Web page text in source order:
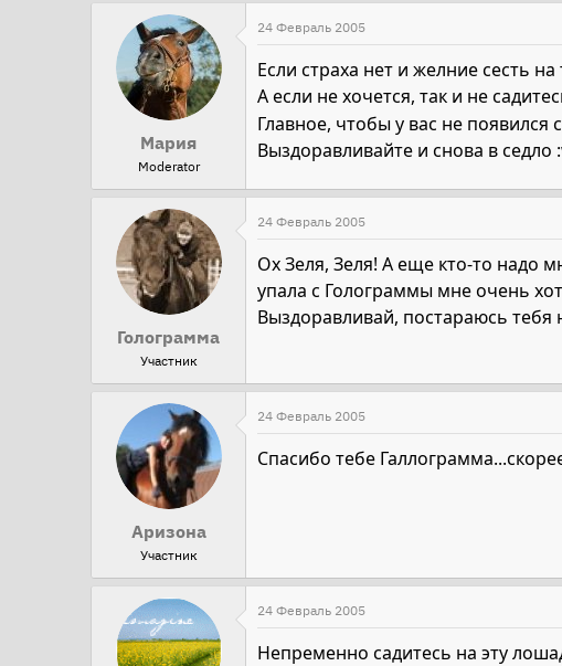
Мария
Moderator
24 Февраль 2005
Если страха нет и желние сесть
А если не хочется, так и не
Главное, чтобы у вас не появился
Выздоравливайте и снова в седло
Голограмма
Участник
24 Февраль 2005
Ох Зеля, Зеля! А еще кто-то надо
упала с Голограммы мне очень
Выздоравливай, постараюсь тебя
Аризона
Участник
24 Февраль 2005
Спасибо тебе
24 Февраль 2005
Непременно садитесь на эту